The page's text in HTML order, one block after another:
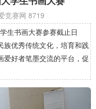
竞赛网 8719
生书画大赛参赛截止日
优秀传统文化，培育和践
爱好者笔墨交流的平台，促